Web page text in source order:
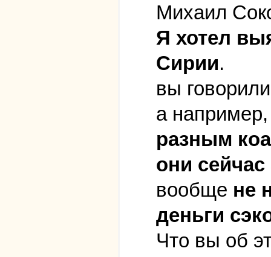
Михаил
Я хотел
Сирии.
вы
а
разным
они сейчас
вообще не
деньги
Что вы об